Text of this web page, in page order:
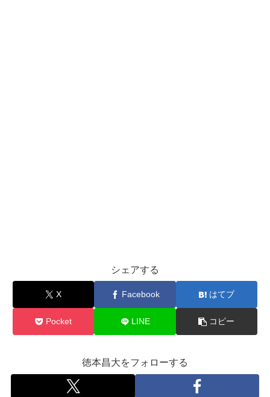
シェアする
X Facebook はてブ
Pocket LINE コピー
徳本昌大をフォローする